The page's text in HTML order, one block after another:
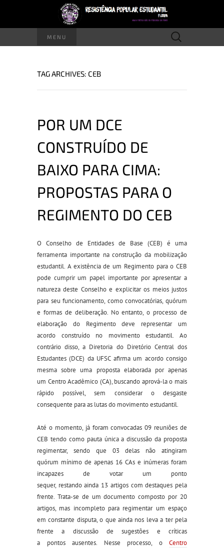
MENU
Pesquisar
por:
TAG ARCHIVES: CEB
POR UM DCE
CONSTRUÍDO DE
BAIXO PARA CIMA:
PROPOSTAS PARA O
REGIMENTO DO CEB
O Conselho de Entidades de Base (CEB) é uma
ferramenta importante na construção da mobilização
estudantil. A existência de um Regimento para o CEB
pode cumprir um papel importante por apresentara
natureza deste Conselho e explicitar os meios justos
para seu funcionamento, como convocatórias, quórum
e formas de deliberação. No entanto, o processo de
elaboração doRegimento deve representar um
acordo construído no movimento estudantil.
Ao
contrário disso, a Diretoria do Diretório Central dos
Estudantes (DCE) da UFSC afirma um acordoconsigo
mesma sobre uma proposta elaborada por apenas
um Centro Acadêmico (CA), buscando aprová-lao mais
rápido possível, sem considerar o desgaste
consequente para as lutas do movimento estudantil.
Até o momento, já foram convocadas09 reuniões de
CEB tendo como pauta única a discussão da proposta
regimentar, sendo que 03 delas não atingiram
quórum mínimo de apenas 16 CAs e inúmeras foram
incapazes de votar um ponto
sequer, restandoainda 13 artigoscom destaques pela
frente. Trata-se de um documento composto por 20
artigos, mas incompleto para regimentar um espaço
em constante disputa, o que ainda nos leva a ter pela
frente a discussão de sugestões e críticas
a pontosausentes. Nesse processo, o Centro